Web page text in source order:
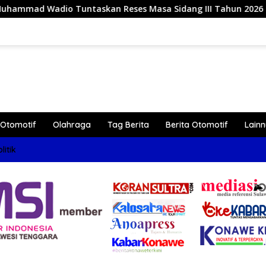
Masa Sidang III Tahun 2026 di Dapil IV Konawe
Otomotif Olahraga Tag Berita Berita Otomotif